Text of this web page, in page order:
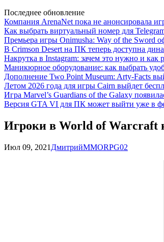
Последнее обновление
Компания ArenaNet пока не анонсировала
Как выбрать виртуальный номер для
Премьера игры Onimusha: Way of the Sword
В Crimson Desert на ПК теперь доступна
Накрутка в Instagram: зачем это нужно и как
Маникюрное оборудование: как выбрать
Дополнение Two Point Museum: Arty-Facts
Летом 2026 года для игры Cairn выйдет
Игра Marvel’s Guardians of the Galaxy
Версия GTA VI для ПК может выйти уже в
Игроки в World of Warcraft
Июл 09, 2021 ДмитрийMMORPG02